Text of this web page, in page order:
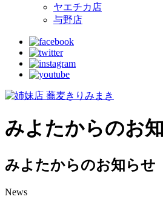
ヤエチカ店
与野店
みよたからのお
みよたからのお知らせ
News